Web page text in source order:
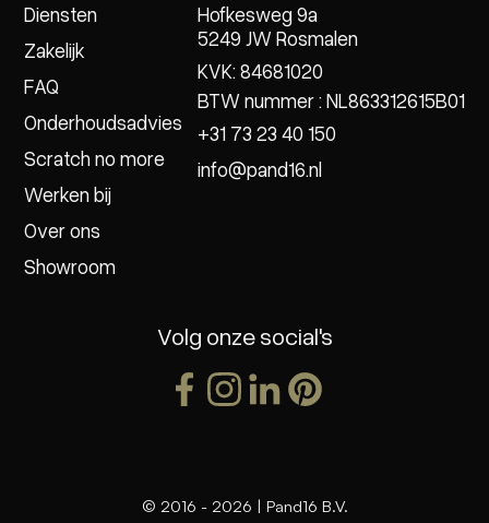
Diensten
Zakelijk
FAQ
Onderhoudsadvies
Scratch no more
Werken bij
Over ons
Showroom
Hofkesweg 9a
5249 JW Rosmalen
KVK: 84681020
BTW nummer : NL863312615B01
+31 73 23 40 150
info@pand16.nl
Volg onze social's
© 2016 - 2026 | Pand16 B.V.